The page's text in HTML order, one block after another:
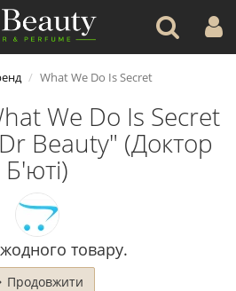
What We Do Is Secret
We Do Is Secret
Beauty" (Доктор
Б'юті)
товару.
Продовжити